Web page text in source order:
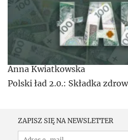
Anna Kwiatkowska
Polski ład 2.0.: Składka
ZAPISZ SIĘ NA NEWSLETTER